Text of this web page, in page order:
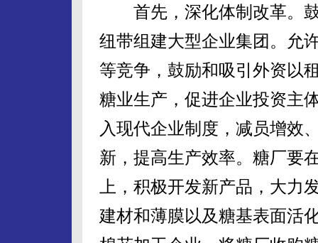
首先，深化体制改革。鼓
纽带组建大型企业集团。允
等竞争，鼓励和吸引外资以
糖业生产，促进企业投资主
入现代企业制度，减员增效
新，提高生产效率。糖厂要
上，积极开发新产品，大力
建材和薄膜以及糖基表面活